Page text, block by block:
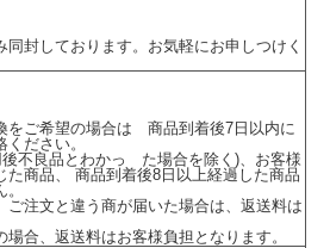
封しております。お気軽にお申しつけく
をご希望の場合は 商品到着後7日以内に
ださい。
不良品とわかっ た場合を除く)、お客様
た商品、 商品到着後8日以上経過した商品
注文と違う商が届いた場合は、返送料は
合、返送料はお客様負担となります。